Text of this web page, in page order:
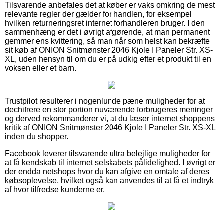
Tilsvarende anbefales det at køber er vaks omkring de mest
relevante regler der gælder for handlen, for eksempel
hvilken returneringsret internet forhandleren bruger. I den
sammenhæng er det i øvrigt afgørende, at man permanent
gemmer ens kvittering, så man når som helst kan bekræfte
sit køb af ONION Snitmønster 2046 Kjole I Paneler Str. XS-
XL, uden hensyn til om du er på udkig efter et produkt til en
voksen eller et barn.
Trustpilot resulterer i nogenlunde pæne muligheder for at
dechifrere en stor portion nuværende forbrugeres meninger
og derved rekommanderer vi, at du læser internet shoppens
kritik af ONION Snitmønster 2046 Kjole I Paneler Str. XS-XL
inden du shopper.
Facebook leverer tilsvarende ultra belejlige muligheder for
at få kendskab til internet selskabets pålidelighed. I øvrigt er
der endda netshops hvor du kan afgive en omtale af deres
købsoplevelse, hvilket også kan anvendes til at få et indtryk
af hvor tilfredse kunderne er.